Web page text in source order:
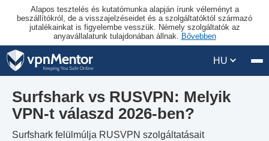
Alapos tesztelés és kutatómunka alapján írunk véleményt a
beszállítókról, de a visszajelzéseidet és a szolgáltatóktól származó
jutalékainkat is figyelembe vesszük. Némely szolgáltatók az
anyavállalatunk tulajdonában állnak. Bővebben
HU
Surfshark vs RUSVPN: Melyik
VPN-t válaszd 2026-ben?
Surfshark felülmúlja RUSVPN szolgáltatásait